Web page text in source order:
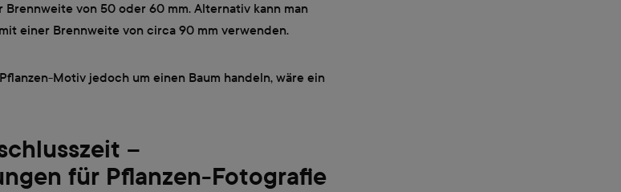
von 50 oder 60 mm. Alternativ kann man
einer Brennweite von circa 90 mm verwenden.
Motiv jedoch um einen Baum handeln, wäre ein
–
für Pflanzen-Fotografie